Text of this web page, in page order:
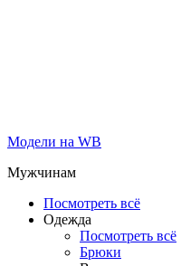
Модели на WB
Мужчинам
Посмотреть всё
Одежда
Посмотреть всё
Брюки